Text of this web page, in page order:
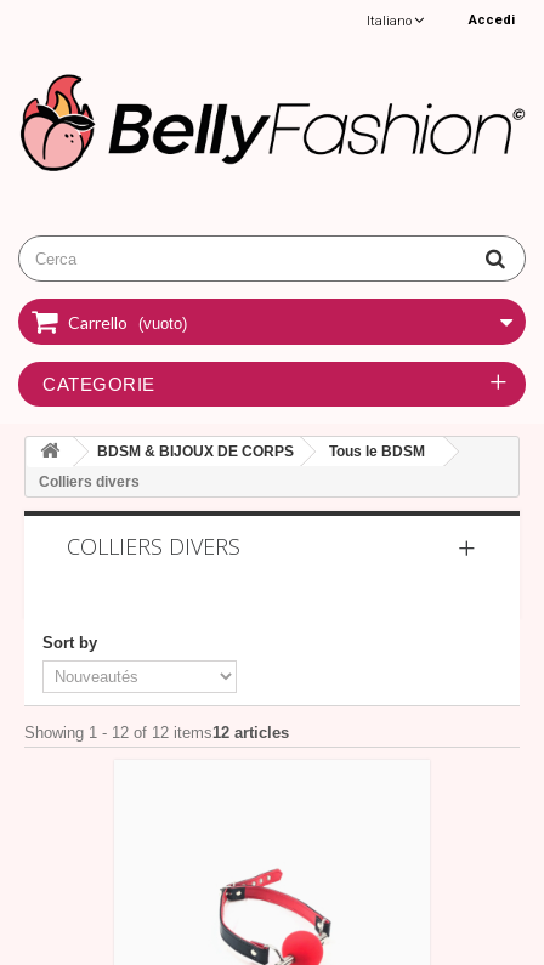
Accedi
Italiano
Carrello (vuoto)
CATEGORIE
BDSM & BIJOUX DE CORPS
Tous le BDSM
Colliers divers
COLLIERS DIVERS
Sort by
Showing 1 - 12 of 12 items12 articles